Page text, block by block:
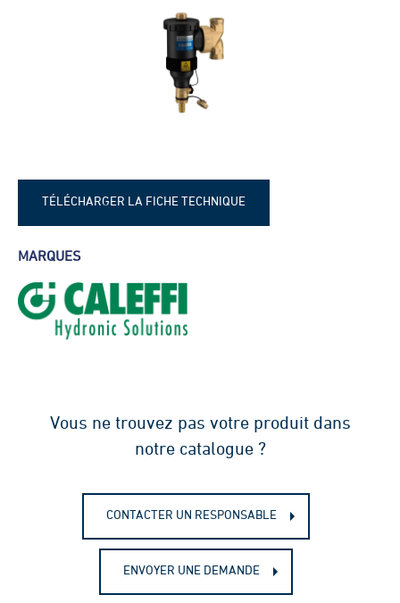
TÉLÉCHARGER LA FICHE TECHNIQUE
MARQUES
Vous ne trouvez pas votre produit dans
notre catalogue ?
CONTACTER UN RESPONSABLE
ENVOYER UNE DEMANDE